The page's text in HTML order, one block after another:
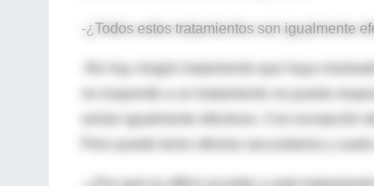
-¿Todos estos tratamientos son igualmente
-No hay ningún tratamiento que haya
serían igualmente efectivos. Con excepción